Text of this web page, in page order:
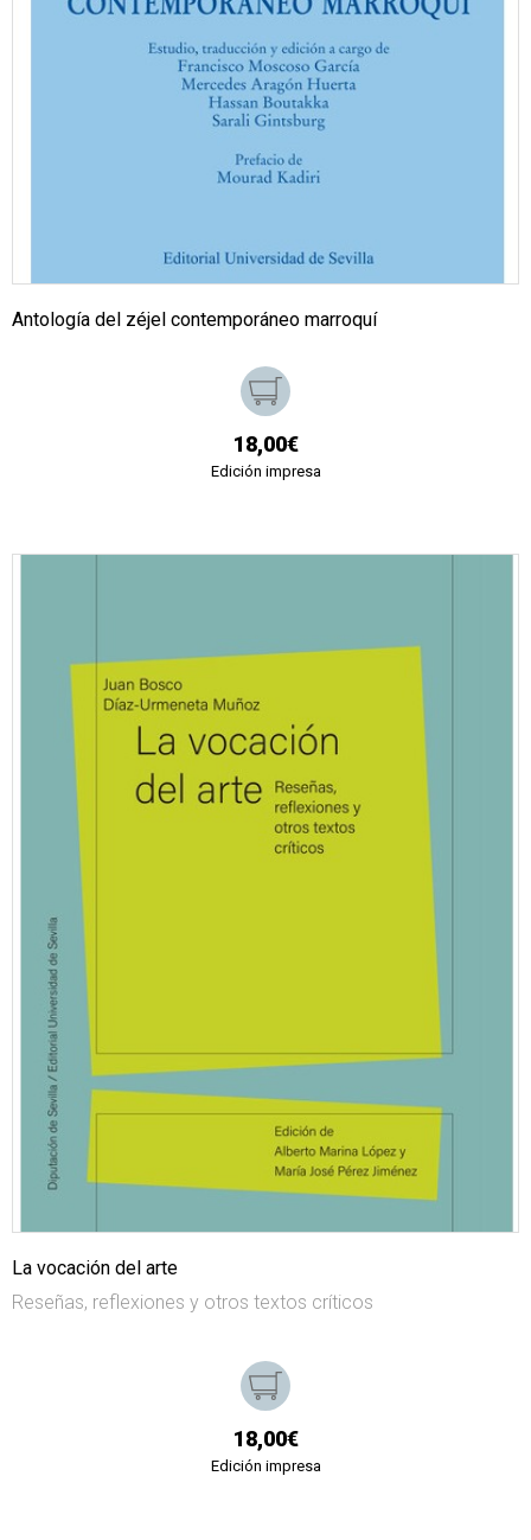
Antología del zéjel contemporáneo marroquí
18,00€
Edición impresa
La vocación del arte
Reseñas, reflexiones y otros textos críticos
18,00€
Edición impresa